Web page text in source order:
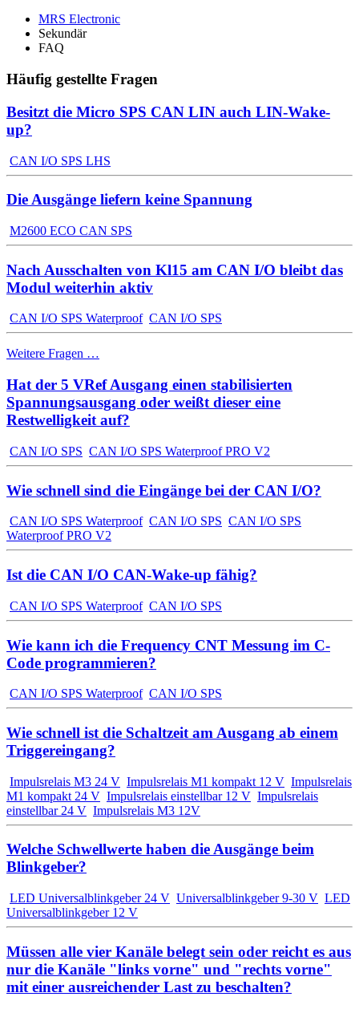
MRS Electronic
Sekundär
FAQ
Häufig gestellte Fragen
Besitzt die Micro SPS CAN LIN auch LIN-Wake-
up?
CAN I/O SPS LHS
Die Ausgänge liefern keine Spannung
M2600 ECO CAN SPS
Nach Ausschalten von Kl15 am CAN I/O bleibt das
Modul weiterhin aktiv
CAN I/O SPS Waterproof CAN I/O SPS
Weitere Fragen …
Hat der 5 VRef Ausgang einen stabilisierten
Spannungsausgang oder weißt dieser eine
Restwelligkeit auf?
CAN I/O SPS CAN I/O SPS Waterproof PRO V2
Wie schnell sind die Eingänge bei der CAN I/O?
CAN I/O SPS Waterproof CAN I/O SPS CAN I/O SPS
Waterproof PRO V2
Ist die CAN I/O CAN-Wake-up fähig?
CAN I/O SPS Waterproof CAN I/O SPS
Wie kann ich die Frequency CNT Messung im C-
Code programmieren?
CAN I/O SPS Waterproof CAN I/O SPS
Wie schnell ist die Schaltzeit am Ausgang ab einem
Triggereingang?
Impulsrelais M3 24 V Impulsrelais M1 kompakt 12 V Impulsrelais
M1 kompakt 24 V Impulsrelais einstellbar 12 V Impulsrelais
einstellbar 24 V Impulsrelais M3 12V
Welche Schwellwerte haben die Ausgänge beim
Blinkgeber?
LED Universalblinkgeber 24 V Universalblinkgeber 9-30 V LED
Universalblinkgeber 12 V
Müssen alle vier Kanäle belegt sein oder reicht es aus
nur die Kanäle "links vorne" und "rechts vorne"
mit einer ausreichender Last zu beschalten?